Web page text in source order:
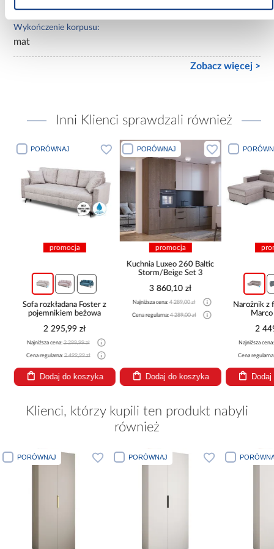
Wykończenie korpusu:
mat
Zobacz więcej >
Inni Klienci sprawdzali również
PORÓWNAJ
promocja
Sofa rozkładana Foster z
pojemnikiem beżowa
2 295,99 zł
Najniższa cena:2 299,99 zł
Cena regularna:2 499,99 zł
Dodaj do koszyka
PORÓWNAJ
promocja
Kuchnia Luxeo 260 Baltic
Storm/Beige Set 3
3 860,10 zł
Najniższa cena:4 289,00 zł
Cena regularna:4 289,00 zł
Dodaj do koszyka
Narożnik z
2
Najniższa
Cena
Klienci, którzy kupili ten produkt nabyli
również
PORÓWNAJ PORÓWNAJ